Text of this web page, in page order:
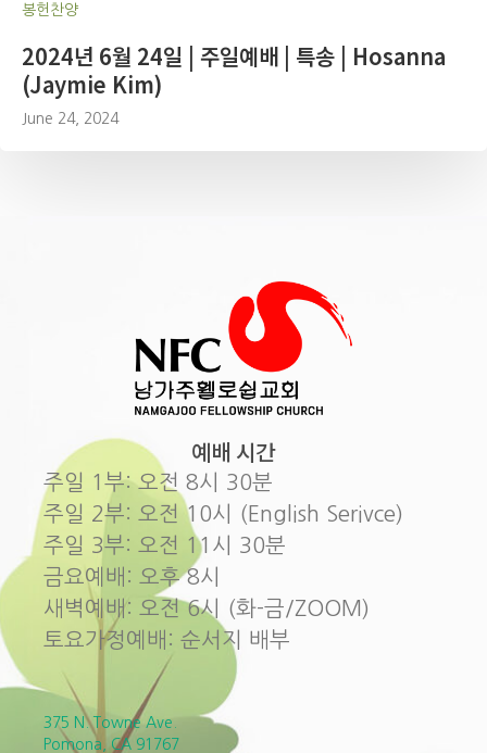
봉헌찬양
2024년 6월 24일 | 주일예배 | 특송 | Hosanna
(Jaymie Kim)
June 24, 2024
예배 시간
주일 1부: 오전 8시 30분
주일 2부: 오전 10시 (English Serivce)
주일 3부: 오전 11시 30분
금요예배: 오후 8시
새벽예배: 오전 6시 (화-금/ZOOM)
토요가정예배: 순서지 배부
375 N. Towne Ave.
Pomona, CA 91767